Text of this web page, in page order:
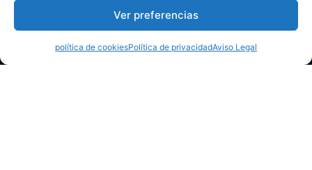
Ver preferencias
política de cookiesPolítica de privacidadAviso Legal